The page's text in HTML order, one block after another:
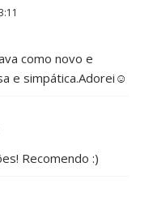
como novo e
e simpática.Adorei☺
Recomendo :)